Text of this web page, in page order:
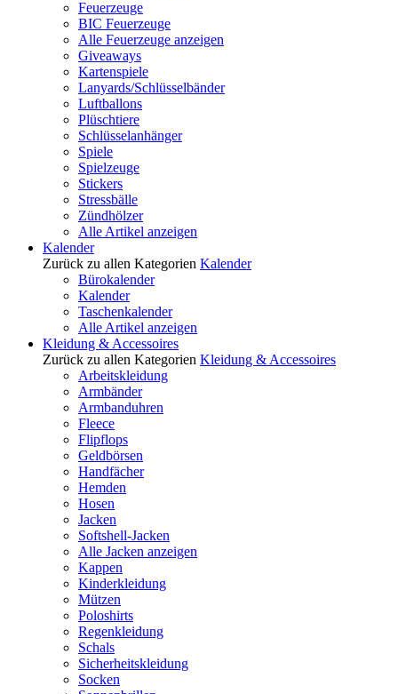
Feuerzeuge
BIC Feuerzeuge
Alle Feuerzeuge anzeigen
Giveaways
Kartenspiele
Lanyards/Schlüsselbänder
Luftballons
Plüschtiere
Schlüsselanhänger
Spiele
Spielzeuge
Stickers
Stressbälle
Zündhölzer
Alle Artikel anzeigen
Kalender
Zurück zu allen Kategorien Kalender
Bürokalender
Kalender
Taschenkalender
Alle Artikel anzeigen
Kleidung & Accessoires
Zurück zu allen Kategorien Kleidung & Accessoires
Arbeitskleidung
Armbänder
Armbanduhren
Fleece
Flipflops
Geldbörsen
Handfächer
Hemden
Hosen
Jacken
Softshell-Jacken
Alle Jacken anzeigen
Kappen
Kinderkleidung
Mützen
Poloshirts
Regenkleidung
Schals
Sicherheitskleidung
Socken